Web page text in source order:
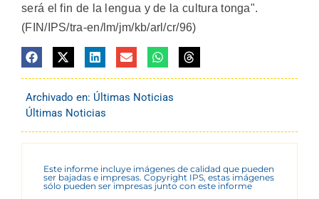
será el fin de la lengua y de la cultura tonga".
(FIN/IPS/tra-en/lm/jm/kb/arl/cr/96)
Archivado en: Últimas Noticias
Últimas Noticias
Este informe incluye imágenes de calidad que pueden
ser bajadas e impresas. Copyright IPS, estas imágenes
sólo pueden ser impresas junto con este informe